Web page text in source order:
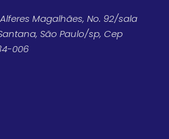
Magalhães, No. 92/sala
São Paulo/sp, Cep
006